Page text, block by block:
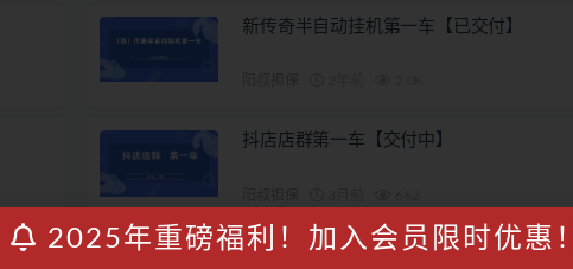
新传奇半自动挂机第一车【已交付】
抖店店群第一车【交付中】
2025年重磅福利！加入会员限时优惠！